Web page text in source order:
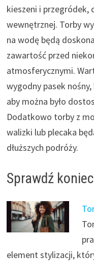
kieszeni i przegródek,
wewnętrznej. Torby
na wodę będą
zawartość przed
atmosferycznymi.
wygodny pasek
aby można było
Dodatkowo torby z
walizki lub plecaka
dłuższych podróży.
Sprawdź
element stylizacji,